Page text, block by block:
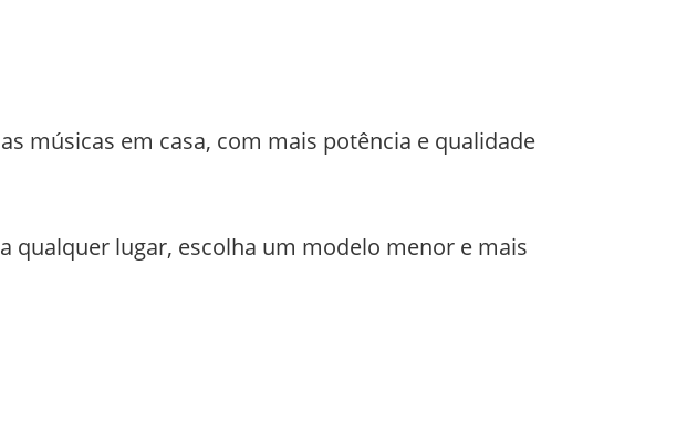
músicas em casa, com mais potência e qualidade
qualquer lugar, escolha um modelo menor e mais